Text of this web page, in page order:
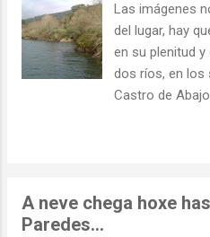
Las imágenes
del lugar, hay
en su plenitud
dos ríos, en los
Castro de
desastre en
los
A neve chega hoxe
Paredes...